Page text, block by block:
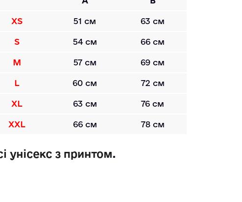
XS 51 см 63 см
S 54 см 66 см
M 57 см 69 см
L 60 см 72 см
XL 63 см 76 см
XXL 66 см 78 см
унісекс з принтом.